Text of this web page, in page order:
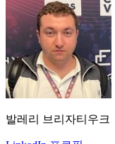
발레리 브리자티우크